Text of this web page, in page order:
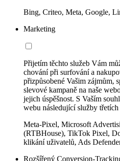
Bing, Criteo, Meta, Google,
Marketing
Přijetím těchto služeb Vám
chování při surfování a
přizpůsobené Vašim zájmům,
slevové kampaně na naše
jejich úspěšnost. S Vaším
webu následující služby třetích
Meta-Pixel, Microsoft
(RTBHouse), TikTok Pixel,
klikání uživatelů, Ads
Rozšířený Conversion-